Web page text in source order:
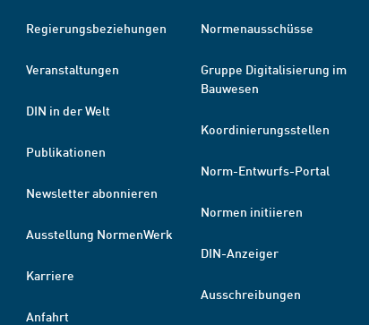
Regierungsbeziehungen
Veranstaltungen
DIN in der Welt
Publikationen
Newsletter abonnieren
Ausstellung NormenWerk
Karriere
Anfahrt
Normenausschüsse
Gruppe Digitalisierung im
Bauwesen
Koordinierungsstellen
Norm-Entwurfs-Portal
Normen initiieren
DIN-Anzeiger
Ausschreibungen